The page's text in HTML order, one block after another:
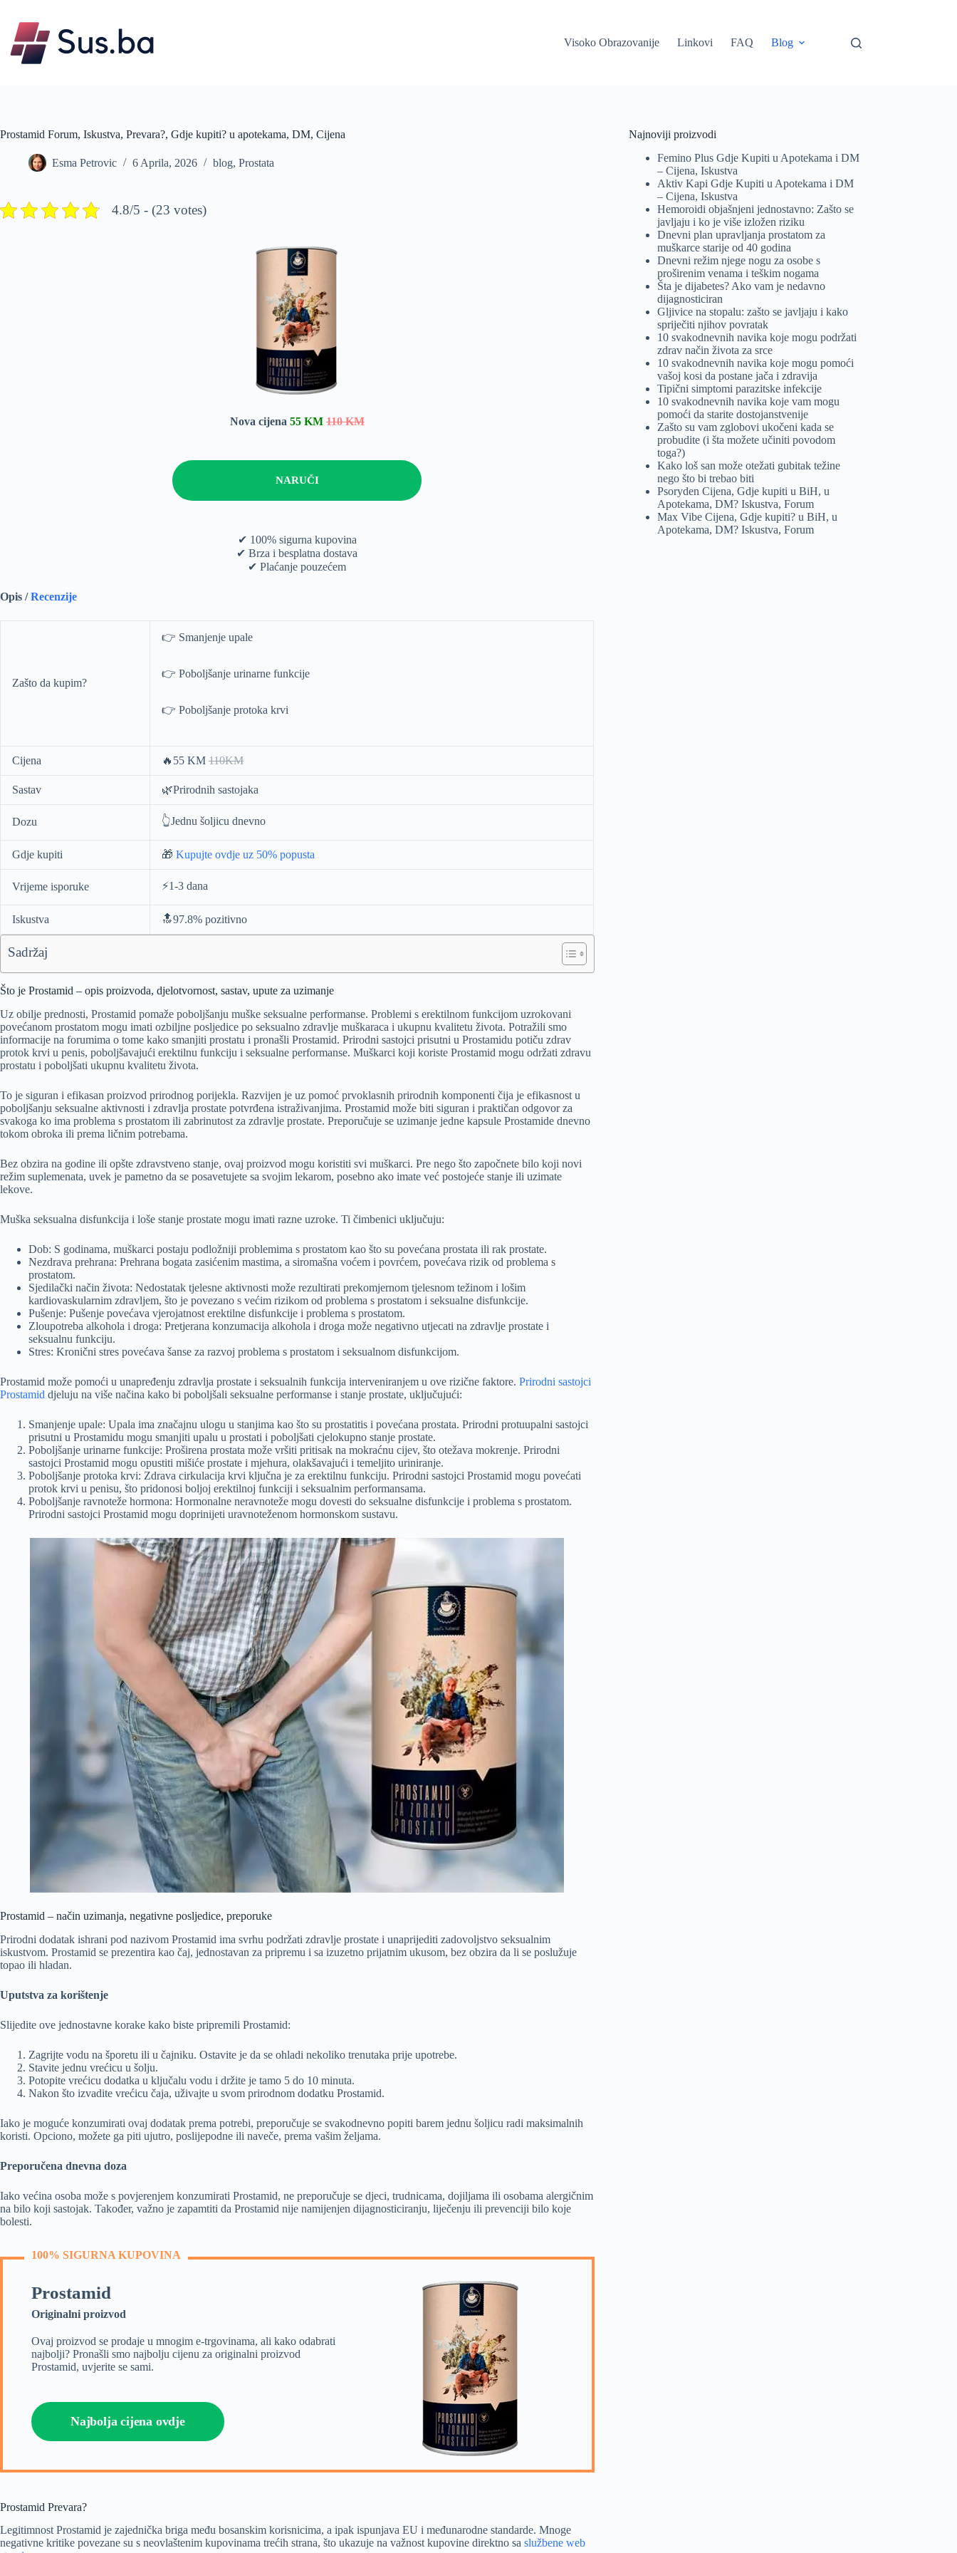
content
Visoko Obrazovanije
Linkovi FAQ Blog
Prostamid Forum, Iskustva, Prevara?, Gdje kupiti? u apotekama, DM, Cijena
Esma Petrovic 6 Aprila, 2026 blog, Prostata
4.8/5 - (23 votes)
Nova cijena 55 KM 110 KM
NARUČI
✔ 100% sigurna kupovina
✔ Brza i besplatna dostava
✔ Plaćanje pouzećem
Opis /Recenzije
Zašto da kupim?
👉 Smanjenje upale
👉 Poboljšanje urinarne funkcije
👉 Poboljšanje protoka krvi
Cijena 🔥55 KM 110KM
Sastav 🌿Prirodnih sastojaka
Dozu 👆Jednu šoljicu dnevno
Gdje kupiti 🎁 Kupujte ovdje uz 50% popusta
Vrijeme isporuke ⚡️1-3 dana
Iskustva 🔝97.8% pozitivno
Sadržaj
Što je Prostamid – opis proizvoda, djelotvornost, sastav, upute za uzimanje
Uz obilje prednosti, Prostamid pomaže poboljšanju muške seksualne performanse. Problemi s erektilnom funkcijom uzrokovani
povećanom prostatom mogu imati ozbiljne posljedice po seksualno zdravlje muškaraca i ukupnu kvalitetu života. Potražili smo
informacije na forumima o tome kako smanjiti prostatu i pronašli Prostamid. Prirodni sastojci prisutni u Prostamidu potiču zdrav
protok krvi u penis, poboljšavajući erektilnu funkciju i seksualne performanse. Muškarci koji koriste Prostamid mogu održati zdravu
prostatu i poboljšati ukupnu kvalitetu života.
To je siguran i efikasan proizvod prirodnog porijekla. Razvijen je uz pomoć prvoklasnih prirodnih komponenti čija je efikasnost u
poboljšanju seksualne aktivnosti i zdravlja prostate potvrđena istraživanjima. Prostamid može biti siguran i praktičan odgovor za
svakoga ko ima problema s prostatom ili zabrinutost za zdravlje prostate. Preporučuje se uzimanje jedne kapsule Prostamide dnevno
tokom obroka ili prema ličnim potrebama.
Bez obzira na godine ili opšte zdravstveno stanje, ovaj proizvod mogu koristiti svi muškarci. Pre nego što započnete bilo koji novi
režim suplemenata, uvek je pametno da se posavetujete sa svojim lekarom, posebno ako imate već postojeće stanje ili uzimate
lekove.
Muška seksualna disfunkcija i loše stanje prostate mogu imati razne uzroke. Ti čimbenici uključuju:
Dob: S godinama, muškarci postaju podložniji problemima s prostatom kao što su povećana prostata ili rak prostate.
Nezdrava prehrana: Prehrana bogata zasićenim mastima, a siromašna voćem i povrćem, povećava rizik od problema s
prostatom.
Sjedilački način života: Nedostatak tjelesne aktivnosti može rezultirati prekomjernom tjelesnom težinom i lošim
kardiovaskularnim zdravljem, što je povezano s većim rizikom od problema s prostatom i seksualne disfunkcije.
Pušenje: Pušenje povećava vjerojatnost erektilne disfunkcije i problema s prostatom.
Zloupotreba alkohola i droga: Pretjerana konzumacija alkohola i droga može negativno utjecati na zdravlje prostate i
seksualnu funkciju.
Stres: Kronični stres povećava šanse za razvoj problema s prostatom i seksualnom disfunkcijom.
Prostamid može pomoći u unapređenju zdravlja prostate i seksualnih funkcija interveniranjem u ove rizične faktore. Prirodni sastojci
Prostamid djeluju na više načina kako bi poboljšali seksualne performanse i stanje prostate, uključujući:
Smanjenje upale: Upala ima značajnu ulogu u stanjima kao što su prostatitis i povećana prostata. Prirodni protuupalni sastojci
prisutni u Prostamidu mogu smanjiti upalu u prostati i poboljšati cjelokupno stanje prostate.
Poboljšanje urinarne funkcije: Proširena prostata može vršiti pritisak na mokraćnu cijev, što otežava mokrenje. Prirodni
sastojci Prostamid mogu opustiti mišiće prostate i mjehura, olakšavajući i temeljito uriniranje.
Poboljšanje protoka krvi: Zdrava cirkulacija krvi ključna je za erektilnu funkciju. Prirodni sastojci Prostamid mogu povećati
protok krvi u penisu, što pridonosi boljoj erektilnoj funkciji i seksualnim performansama.
Poboljšanje ravnoteže hormona: Hormonalne neravnoteže mogu dovesti do seksualne disfunkcije i problema s prostatom.
Prirodni sastojci Prostamid mogu doprinijeti uravnoteženom hormonskom sustavu.
Prostamid – način uzimanja, negativne posljedice, preporuke
Prirodni dodatak ishrani pod nazivom Prostamid ima svrhu podržati zdravlje prostate i unaprijediti zadovoljstvo seksualnim
iskustvom. Prostamid se prezentira kao čaj, jednostavan za pripremu i sa izuzetno prijatnim ukusom, bez obzira da li se poslužuje
topao ili hladan.
Uputstva za korištenje
Slijedite ove jednostavne korake kako biste pripremili Prostamid:
Zagrijte vodu na šporetu ili u čajniku. Ostavite je da se ohladi nekoliko trenutaka prije upotrebe.
Stavite jednu vrećicu u šolju.
Potopite vrećicu dodatka u ključalu vodu i držite je tamo 5 do 10 minuta.
Nakon što izvadite vrećicu čaja, uživajte u svom prirodnom dodatku Prostamid.
Iako je moguće konzumirati ovaj dodatak prema potrebi, preporučuje se svakodnevno popiti barem jednu šoljicu radi maksimalnih
koristi. Opciono, možete ga piti ujutro, poslijepodne ili naveče, prema vašim željama.
Preporučena dnevna doza
Iako većina osoba može s povjerenjem konzumirati Prostamid, ne preporučuje se djeci, trudnicama, dojiljama ili osobama alergičnim
na bilo koji sastojak. Također, važno je zapamtiti da Prostamid nije namijenjen dijagnosticiranju, liječenju ili prevenciji bilo koje
bolesti.
100% SIGURNA KUPOVINA
Prostamid
Originalni proizvod
Ovaj proizvod se prodaje u mnogim e-trgovinama, ali kako odabrati
najbolji? Pronašli smo najbolju cijenu za originalni proizvod
Prostamid, uvjerite se sami.
Najbolja cijena ovdje
Prostamid Prevara?
Legitimnost Prostamid je zajednička briga među bosanskim korisnicima, a ipak ispunjava EU i međunarodne standarde. Mnoge
negativne kritike povezane su s neovlaštenim kupovinama trećih strana, što ukazuje na važnost kupovine direktno sa službene web
Najnoviji proizvodi
Femino Plus Gdje Kupiti u Apotekama i DM
– Cijena, Iskustva
Aktiv Kapi Gdje Kupiti u Apotekama i DM
– Cijena, Iskustva
Hemoroidi objašnjeni jednostavno: Zašto se
javljaju i ko je više izložen riziku
Dnevni plan upravljanja prostatom za
muškarce starije od 40 godina
Dnevni režim njege nogu za osobe s
proširenim venama i teškim nogama
Šta je dijabetes? Ako vam je nedavno
dijagnosticiran
Gljivice na stopalu: zašto se javljaju i kako
spriječiti njihov povratak
10 svakodnevnih navika koje mogu podržati
zdrav način života za srce
10 svakodnevnih navika koje mogu pomoći
vašoj kosi da postane jača i zdravija
Tipični simptomi parazitske infekcije
10 svakodnevnih navika koje vam mogu
pomoći da starite dostojanstvenije
Zašto su vam zglobovi ukočeni kada se
probudite (i šta možete učiniti povodom
toga?)
Kako loš san može otežati gubitak težine
nego što bi trebao biti
Psoryden Cijena, Gdje kupiti u BiH, u
Apotekama, DM? Iskustva, Forum
Max Vibe Cijena, Gdje kupiti? u BiH, u
Apotekama, DM? Iskustva, Forum